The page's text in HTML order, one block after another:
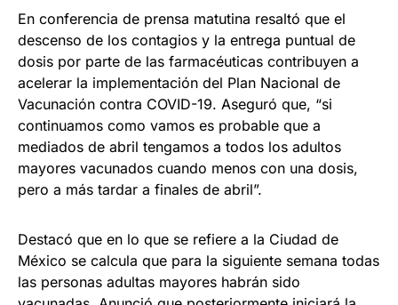
En conferencia de prensa matutina resaltó que el
descenso de los contagios y la entrega puntual de
dosis por parte de las farmacéuticas contribuyen a
acelerar la implementación del Plan Nacional de
Vacunación contra COVID-19. Aseguró que, “si
continuamos como vamos es probable que a
mediados de abril tengamos a todos los adultos
mayores vacunados cuando menos con una dosis,
pero a más tardar a finales de abril”.
Destacó que en lo que se refiere a la Ciudad de
México se calcula que para la siguiente semana todas
las personas adultas mayores habrán sido